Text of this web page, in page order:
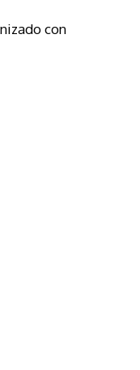
con